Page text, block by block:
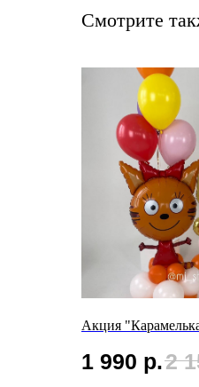
Смотрите
Акция
1 990 р.2